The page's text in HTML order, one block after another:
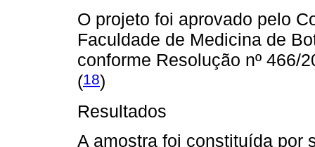
O projeto foi aprovado pelo
Faculdade de Medicina de
conforme Resolução nº 466/
(18)
Resultados
A amostra foi constituída por